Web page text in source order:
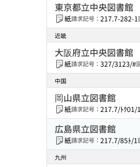
東京都立中央図書館
紙請求記号： 217.7-282-1
近畿
大阪府立中央図書館
紙請求記号： 327/3123/#
中国
岡山県立図書館
紙請求記号： 217.7/ﾄｸ01/1
広島県立図書館
紙請求記号： 217.7/85ﾄ/1
九州